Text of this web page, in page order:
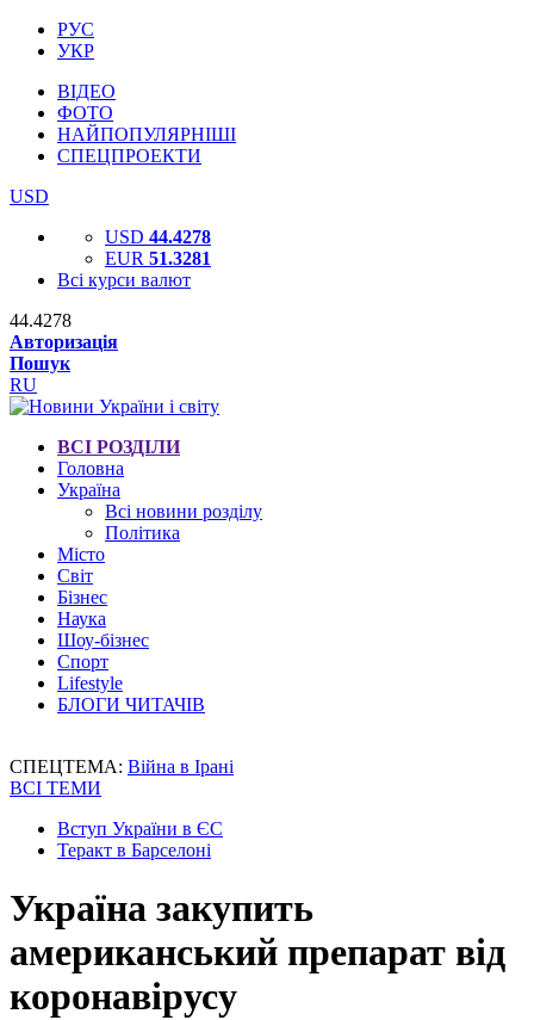
РУС
УКР
ВІДЕО
ФОТО
НАЙПОПУЛЯРНІШІ
СПЕЦПРОЕКТИ
USD
USD 44.4278
EUR 51.3281
Всі курси валют
44.4278
Авторизація
Пошук
RU
ВСІ РОЗДІЛИ
Головна
Україна
Всі новини розділу
Політика
Місто
Світ
Бізнес
Наука
Шоу-бізнес
Спорт
Lifestyle
БЛОГИ ЧИТАЧІВ
СПЕЦТЕМА: Війна в Ірані
ВСІ ТЕМИ
Вступ України в ЄС
Теракт в Барселоні
Україна закупить
американський препарат від
коронавірусу